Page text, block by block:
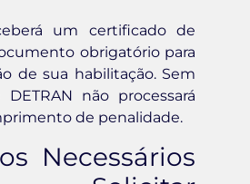
um certificado de
obrigatório para
de sua habilitação. Sem
não processará
de penalidade.
Necessários